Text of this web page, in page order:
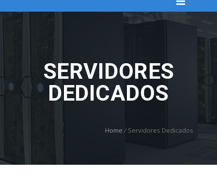
SERVIDORES
DEDICADOS
Home / Servidores Dedicados